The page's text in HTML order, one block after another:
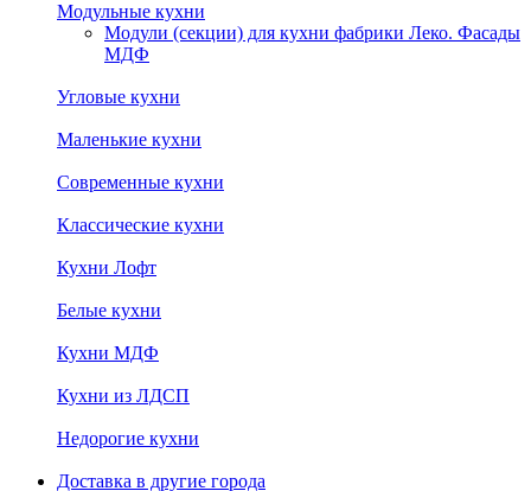
Модульные кухни
Модули (секции) для кухни фабрики Леко. Фасады
МДФ
Угловые кухни
Маленькие кухни
Современные кухни
Классические кухни
Кухни Лофт
Белые кухни
Кухни МДФ
Кухни из ЛДСП
Недорогие кухни
Доставка в другие города